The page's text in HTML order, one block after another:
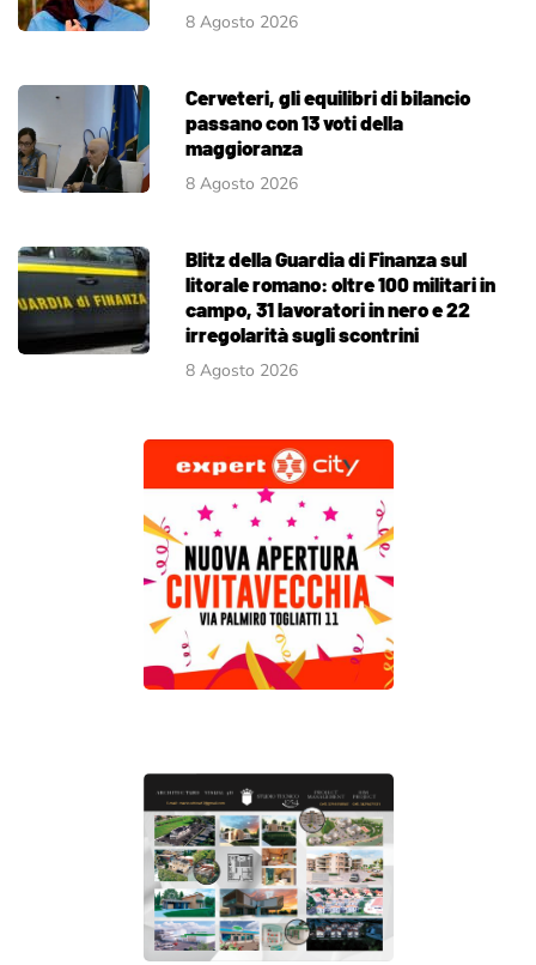
8 Agosto 2026
Cerveteri, gli equilibri di bilancio
passano con 13 voti della
maggioranza
8 Agosto 2026
Blitz della Guardia di Finanza sul
litorale romano: oltre 100 militari in
campo, 31 lavoratori in nero e 22
irregolarità sugli scontrini
8 Agosto 2026